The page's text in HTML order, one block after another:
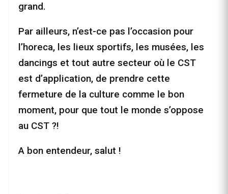
grand.
Par ailleurs, n’est-ce pas l’occasion pour
l’horeca, les lieux sportifs, les musées, les
dancings et tout autre secteur où le CST
est d’application, de prendre cette
fermeture de la culture comme le bon
moment, pour que tout le monde s’oppose
au CST ?!
A bon entendeur, salut !